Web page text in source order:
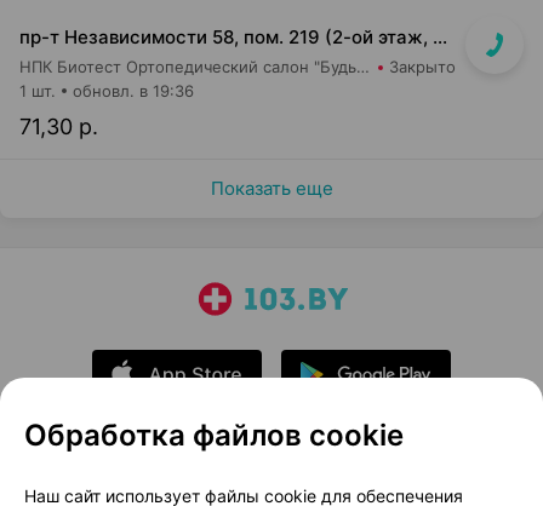
пр-т Независимости 58, пом. 219 (2-ой этаж, ТЦ Московско-Венский)
НПК Биотест Ортопедический салон "Будь в тонусе" Закрыто
71,30 р.
1 шт. обновл. в 19:36
Показать еще
О проекте Новости проекта
Обработка файлов cookie
Наш сайт использует файлы cookie для обеспечения